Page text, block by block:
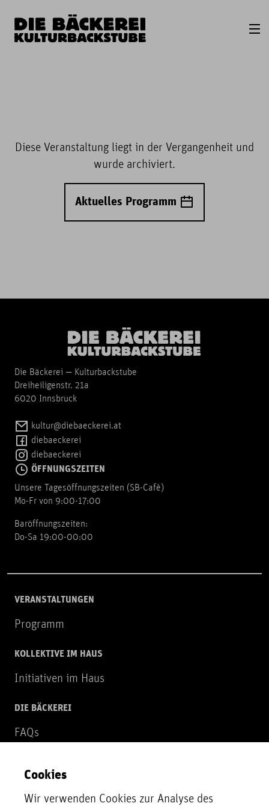
Diese Veranstaltung liegt in der Vergangenheit und
wurde archiviert.
Aktuelles Programm
Die Bäckerei — Kulturbackstube
Dreiheiligenstr. 21a
6020 Innsbruck
kultur@diebaeckerei.at
diebaeckerei
diebaeckerei
ÖFFNUNGSZEITEN
Unsere Tagesöffnungszeiten (SB-Cafè)
Mo-Fr von 9:00-17:00
Baröffnungszeiten:
Do-Sa 19:00-00:00
VERANSTALTUNGEN
Programm
KOLLEKTIVE IM HAUS
Initiativen im Haus
DIE BÄCKEREI
FAQs
NEWSLETTER
Zur Newsletter Anmeldung
Cookies
Wir verwenden Cookies zur Analyse des